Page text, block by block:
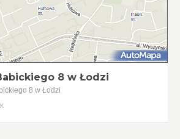
8 w Łodzi
8 w Łodzi